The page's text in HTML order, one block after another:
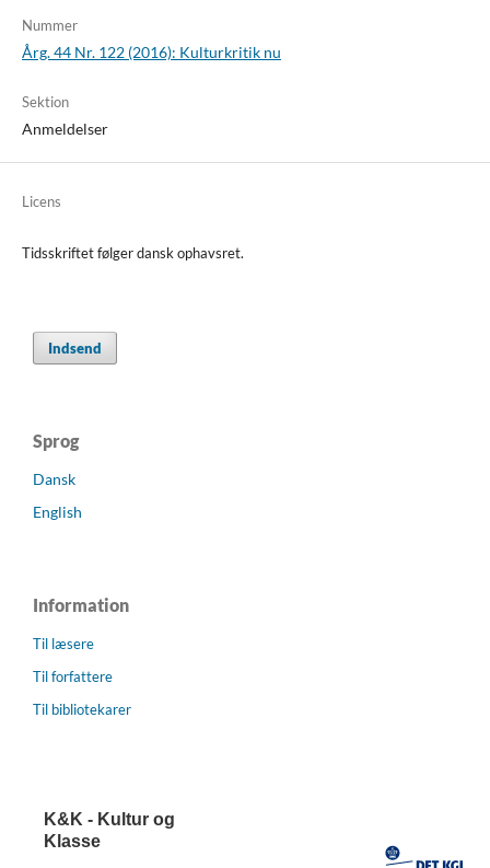
Nummer
Årg. 44 Nr. 122 (2016): Kulturkritik nu
Sektion
Anmeldelser
Licens
Tidsskriftet følger dansk ophavsret.
Indsend
Sprog
Dansk
English
Information
Til læsere
Til forfattere
Til bibliotekarer
K&K - Kultur og
Klasse